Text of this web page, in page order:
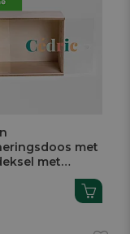
met
met